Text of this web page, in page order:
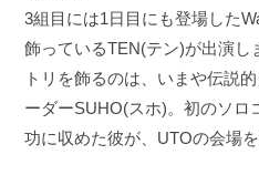
3組目には1日目にも登場した
飾っているTEN(テン)が出演し
トリを飾るのは、いまや伝説
ーダーSUHO(スホ)。初のソロ
功に収めた彼が、UTOの会場を